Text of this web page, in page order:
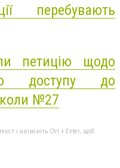
перебувають
петицію щодо
доступу до
№27
і натисніть Ctrl + Enter, щоб